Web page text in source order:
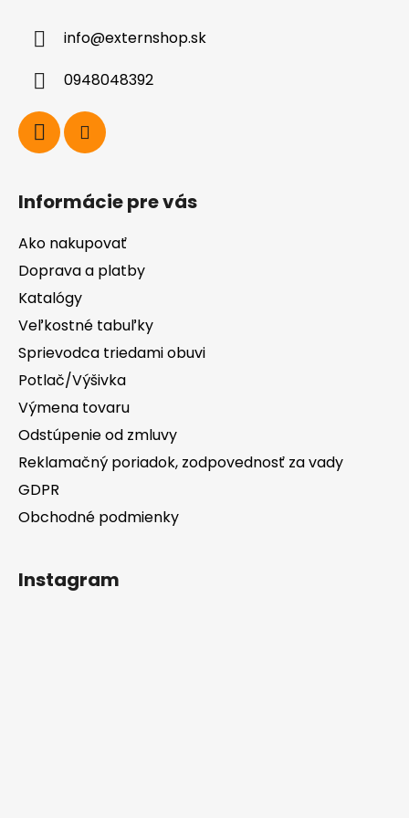
info@externshop.sk
0948048392
Informácie pre vás
Ako nakupovať
Doprava a platby
Katalógy
Veľkostné tabuľky
Sprievodca triedami obuvi
Potlač/Výšivka
Výmena tovaru
Odstúpenie od zmluvy
Reklamačný poriadok, zodpovednosť za vady
GDPR
Obchodné podmienky
Instagram